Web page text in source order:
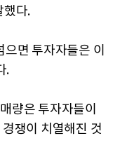
했다.
면 투자자들은 이
.
량은 투자자들이
쟁이 치열해진 것